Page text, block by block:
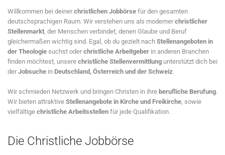
Willkommen bei deinerchristlichen Jobbörse für den gesamten
deutschsprachigen Raum. Wir verstehen uns als modernerchristlicher
Stellenmarkt , der Menschen verbindet, denen Glaube und Beruf
gleichermaßen wichtig sind. Egal, ob du gezielt nach Stellenangeboten in
der Theologie suchst oderchristliche Arbeitgeber in anderen Branchen
finden möchtest, unsere christliche Stellenvermittlung unterstützt dich bei
derJobsuche in Deutschland, Österreich und der Schweiz.
Wir schmieden Netzwerk und bringen Christen in ihre berufliche Berufung.
Wir bieten attraktive Stellenangebote in Kirche und Freikirche , sowie
vielfältige christliche Arbeitsstellen für jede Qualifikation.
Die Christliche Jobbörse